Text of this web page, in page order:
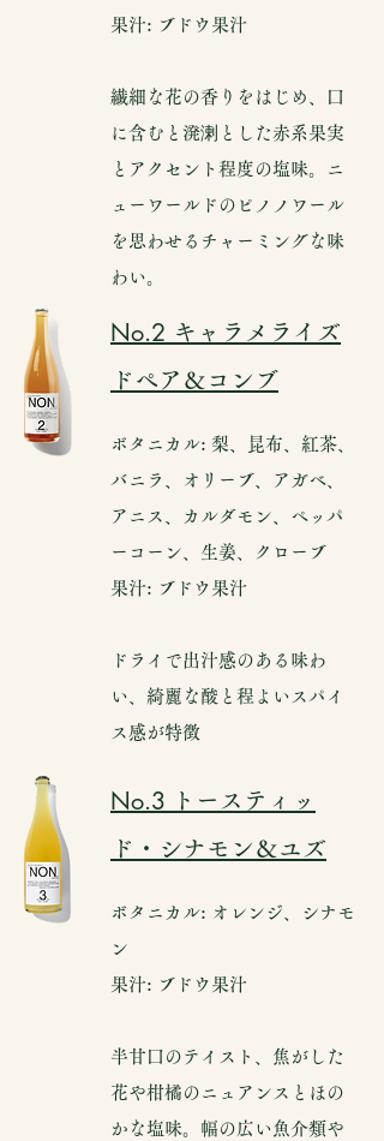
果汁: ブドウ果汁
繊細な花の香りをはじめ、口
に含むと溌溂とした赤系果実
とアクセント程度の塩味。ニ
ューワールドのピノノワール
を思わせるチャーミングな味
わい。
No.2 キャラメライズ
ドペア＆コンブ
ボタニカル: 梨、昆布、紅茶、
バニラ、オリーブ、アガベ、
アニス、カルダモン、ペッパ
ーコーン、生姜、クローブ
果汁: ブドウ果汁
ドライで出汁感のある味わ
い、綺麗な酸と程よいスパイ
ス感が特徴
No.3 トースティッ
ド・シナモン＆ユズ
ボタニカル: オレンジ、シナモ
ン
果汁: ブドウ果汁
半甘口のテイスト、焦がした
花や柑橘のニュアンスとほの
かな塩味。幅の広い魚介類や